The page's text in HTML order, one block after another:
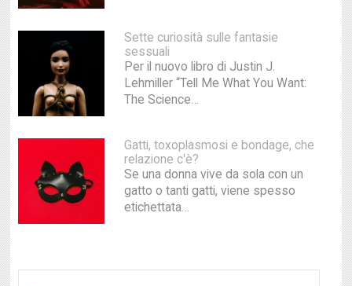
Sette curiosità sulle fantasie
sessuali
Per il nuovo libro di Justin J.
Lehmiller “Tell Me What You Want:
The Science…
Gatti, toxoplasmosi e bondage, che
relazione c'è?
Se una donna vive da sola con un
gatto o tanti gatti, viene spesso
etichettata…